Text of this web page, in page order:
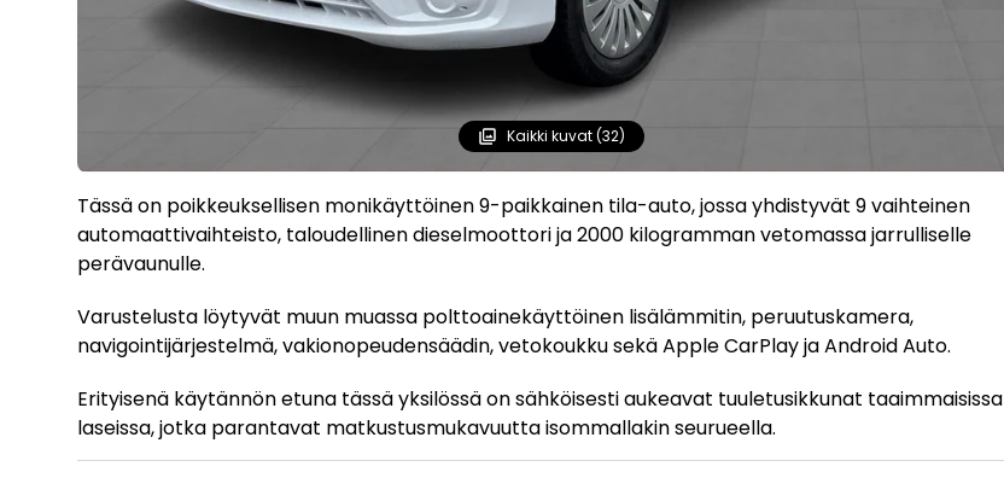
Kaikki kuvat (32)
Tässä on poikkeuksellisen monikäyttöinen 9-paikkainen tila-auto, jossa yhdistyvät 9 vaihteinen
automaattivaihteisto, taloudellinen dieselmoottori ja 2000 kilogramman vetomassa jarrulliselle
perävaunulle.
Varustelusta löytyvät muun muassa polttoainekäyttöinen lisälämmitin, peruutuskamera,
navigointijärjestelmä, vakionopeudensäädin, vetokoukku sekä Apple CarPlay ja Android Auto.
Erityisenä käytännön etuna tässä yksilössä on sähköisesti aukeavat tuuletusikkunat taaimmaisissa
laseissa, jotka parantavat matkustusmukavuutta isommallakin seurueella.